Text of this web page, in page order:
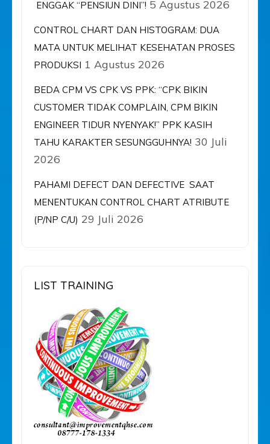
ENGGAK “PENSIUN DINI”! 5 Agustus 2026
CONTROL CHART DAN HISTOGRAM: DUA
MATA UNTUK MELIHAT KESEHATAN PROSES
PRODUKSI 1 Agustus 2026
BEDA CPM VS CPK VS PPK: “CPK BIKIN
CUSTOMER TIDAK COMPLAIN, CPM BIKIN
ENGINEER TIDUR NYENYAK!” PPK KASIH
TAHU KARAKTER SESUNGGUHNYA! 30 Juli
2026
PAHAMI DEFECT DAN DEFECTIVE SAAT
MENENTUKAN CONTROL CHART ATRIBUTE
(P/NP C/U) 29 Juli 2026
LIST TRAINING